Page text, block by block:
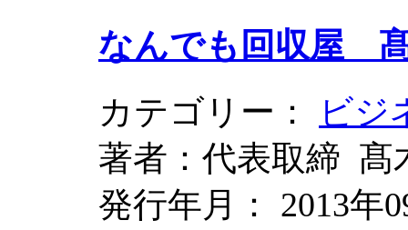
なんでも回収屋
カテゴリー：
ビジ
著者：代表取締 髙
発行年月： 2013年